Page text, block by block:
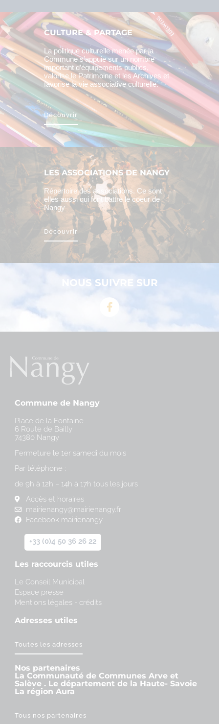
CULTURE & PARTAGE
La politique culturelle menée par la
Commune s’appuie sur un nombre
important d’équipements publics,
valorise le Patrimoine et les Archives et
favorise la vie associative culturelle.
Découvrir
LES ASSOCIATIONS DE NANGY
Répertoire des associations. Ce sont
elles aussi qui font battre le coeur de
Nangy
Découvrir
NOUS SUIVRE SUR
Commune de Nangy
Place de la Fontaine
6 Route de Bailly
74380 Nangy
Fermeture le 1er samedi du mois
Par téléphone :
de 9h à 12h – 14h à 17h tous les jours
Accès et horaires
mairienangy@mairienangy.fr
Facebook mairienangy
+33 (0)4 50 36 26 22
Les raccourcis utiles
Le Conseil Municipal
Espace presse
Mentions légales - crédits
Adresses utiles
Toutes les adresses
Nos partenaires
La Communauté de Communes Arve et
Salève . Le département de la Haute- Savoie
La région Aura
Tous nos partenaires